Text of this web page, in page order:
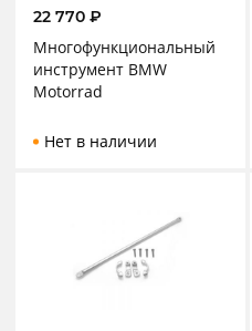
22 770 ₽
Многофункциональный
инструмент BMW
Motorrad
Нет в наличии